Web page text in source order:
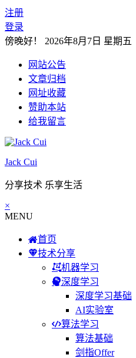
注册
登录
傍晚好！ 2026年8月7日 星期五
网站公告
文章归档
网址收藏
赞助本站
给我留言
Jack Cui
分享技术 乐享生活
×
MENU
首页
技术分享
机器学习
深度学习
深度学习基础
AI实验室
算法学习
算法基础
剑指Offer